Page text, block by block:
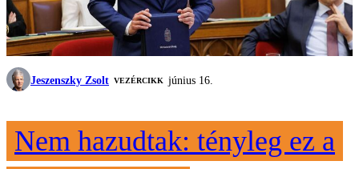
Jeszenszky Zsolt VEZÉRCIKK június 16.
Nem hazudtak: tényleg ez a